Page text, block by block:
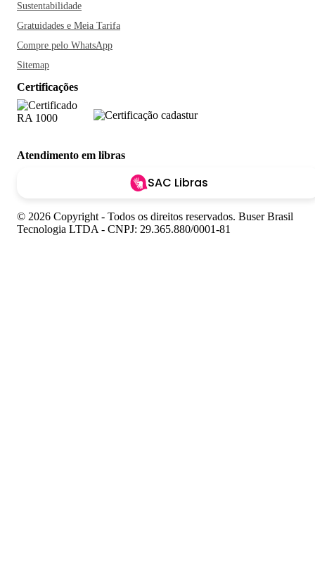
Sustentabilidade
Gratuidades e Meia Tarifa
Compre pelo WhatsApp
Sitemap
Certificações
Atendimento em libras
SAC Libras
© 2026 Copyright - Todos os direitos reservados. Buser Brasil
Tecnologia LTDA - CNPJ: 29.365.880/0001-81